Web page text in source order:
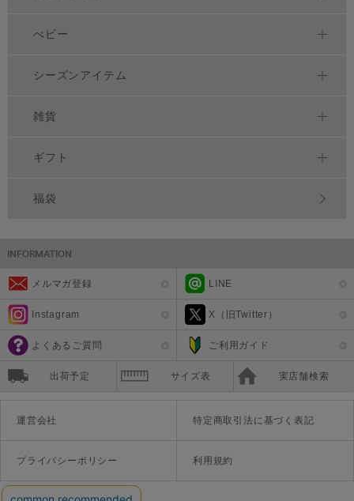
べビー
シーズンアイテム
雑貨
ギフト
福袋
メルマガ登録 LINE
Instagram X（旧Twitter）
よくあるご質問 ご利用ガイド
出荷予定 サイズ表 実店舗検索
運営会社 特定商取引法に基づく表記
プライバシーポリシー 利用規約